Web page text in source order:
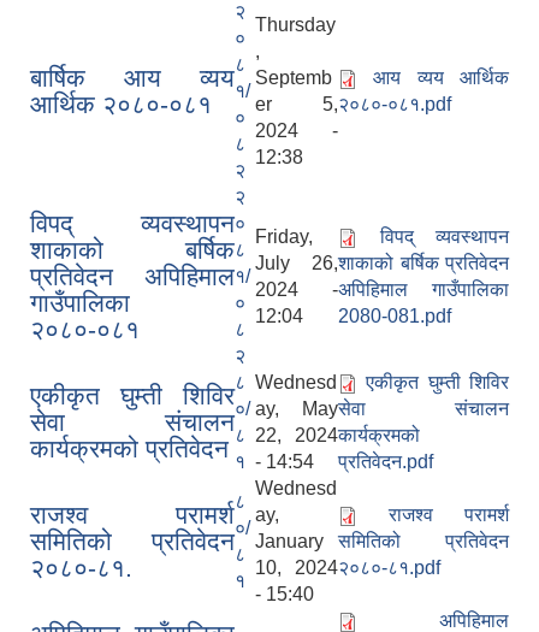
बार्षिक आय व्यय
आर्थिक २०८०-०८१
२
०
८
१/
०
८
२
Thursday
,
Septemb
er 5,
2024 -
12:38
आय व्यय आर्थिक
२०८०-०८१.pdf
विपद् व्यवस्थापन
शाकाको बर्षिक
प्रतिवेदन अपिहिमाल
गाउँपालिका
२०८०-०८१
२
०
८
१/
०
८
२
Friday,
July 26,
2024 -
12:04
विपद् व्यवस्थापन
शाकाको बर्षिक प्रतिवेदन
अपिहिमाल गाउँपालिका
2080-081.pdf
एकीकृत घुम्ती शिविर
सेवा संचालन
कार्यक्रमको प्रतिवेदन
८
०/
८
१
Wednesd
ay, May
22, 2024
- 14:54
एकीकृत घुम्ती शिविर
सेवा संचालन
कार्यक्रमको
प्रतिवेदन.pdf
राजश्व परामर्श
समितिको प्रतिवेदन
२०८०-८१.
८
०/
८
१
Wednesd
ay,
January
10, 2024
- 15:40
राजश्व परामर्श
समितिको प्रतिवेदन
२०८०-८१.pdf
अपिहिमाल